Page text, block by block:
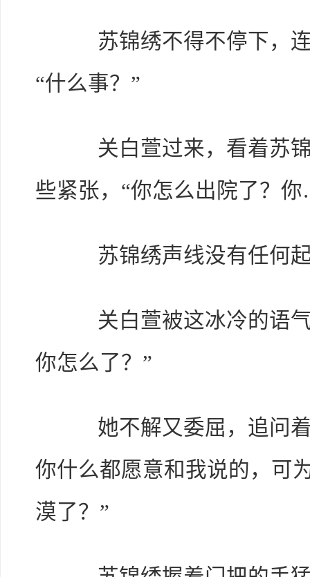
苏锦绣不得不停下，连
“什么事？”
关白萱过来，看着苏锦
些紧张，“你怎么出院了？
苏锦绣声线没有任何起
关白萱被这冰冷的语气
你怎么了？”
她不解又委屈，追问着
你什么都愿意和我说的，可
漠了？”